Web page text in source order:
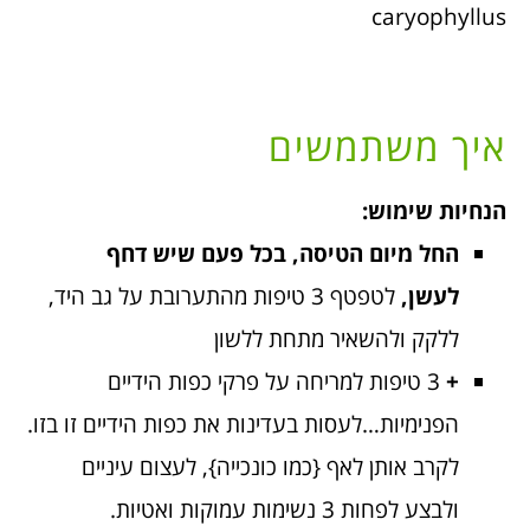
caryophyllus
איך משתמשים
הנחיות שימוש:
החל מיום הטיסה, בכל פעם שיש דחף
לעשן,
לטפטף 3 טיפות מהתערובת על גב היד,
ללקק ולהשאיר מתחת ללשון
+
3 טיפות למריחה על פרקי כפות הידיים
הפנימיות…לעסות בעדינות את כפות הידיים זו בזו.
לקרב אותן לאף {כמו כונכייה}, לעצום עיניים
ולבצע לפחות 3 נשימות עמוקות ואטיות.